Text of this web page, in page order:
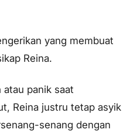
yang membuat
Reina.
panik saat
Reina justru tetap asyik
senang dengan